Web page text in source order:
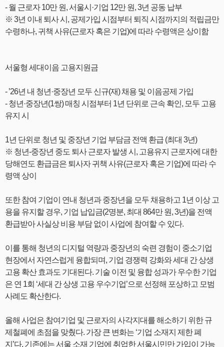
- 월 근로자 10만 원, 서울시·기업 12만 원, 3년 공동 납부
※ 3년 이내 퇴사 시, 공제가입 시점부터 퇴직 시점까지의 적립금만
수령하나, 귀책 사유(근로자 혹은 기업)에 따라 수령액은 상이함
서울형 세대이음 고용지원금
- ’26년 내 청년·중장년 모두 신규(재) 채용 및 이음공제 가입
- 청년·중장년(1쌍) 매칭 시점부터 1년 단위로 근속 확인, 모두 고용
유지 시
1년 단위로 청년 및 중장년 기업 부담금 전액 환급 (최대 3년)
※ 청년-중장년 중도 퇴사 근로자 발생 시, 고용유지 근로자에 대한
당해연도 환급금은 퇴사자 귀책 사유(근로자 혹은 기업)에 따라 수
령액 상이
또한 참여 기업이 연내 청년과 중장년을 모두 채용하고 1년 이상 고
용을 유지할 경우, 기업 납입금(2명분, 최대 864만 원, 3년)을 전액
환급받아 사실상 비용 부담 없이 사업에 참여할 수 있다.
이를 통해 청년의 디지털 역량과 중장년의 숙련 경험이 중소기업
현장에서 자연스럽게 융합되며, 기업 경쟁력 강화와 세대 간 상생
고용 확산 효과도 기대된다. 기술 이전 및 융합 성과가 우수한 기업
은 연 1회 ‘세대 간 상생 고용 우수기업’으로 선정해 포상하고 모범
사례도 확산한다.
올해 사업은 참여기업 및 근로자의 사각지대를 해소하기 위한 규
제철폐에 초점을 맞췄다. 가장 큰 변화는 ‘기업 소재지 제한 폐
지’다. 기존에는 서울 소재 기업에 취업한 서울시민만 가입이 가능